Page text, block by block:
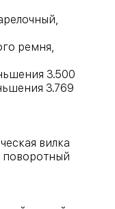
ремня,
3.500
3.769
вилка
поворотный